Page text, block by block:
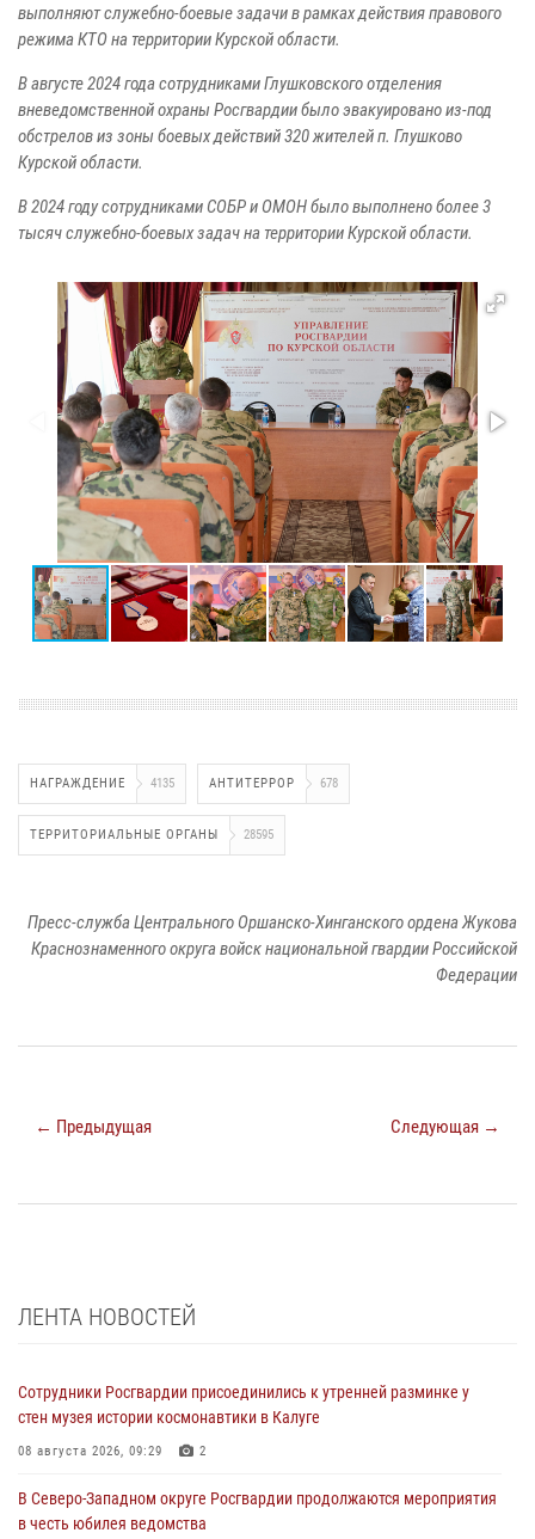
выполняют служебно-боевые задачи в рамках действия правового
режима КТО на территории Курской области.
В августе 2024 года сотрудниками Глушковского отделения
вневедомственной охраны Росгвардии было эвакуировано из-под
обстрелов из зоны боевых действий 320 жителей п. Глушково
Курской области.
В 2024 году сотрудниками СОБР и ОМОН было выполнено более 3
тысяч служебно-боевых задач на территории Курской области.
НАГРАЖДЕНИЕ 4135 АНТИТЕРРОР 678
ТЕРРИТОРИАЛЬНЫЕ ОРГАНЫ 28595
Пресс-служба Центрального Оршанско-Хинганского ордена Жукова
Краснознаменного округа войск национальной гвардии Российской
Федерации
← Предыдущая Следующая →
ЛЕНТА НОВОСТЕЙ
Сотрудники Росгвардии присоединились к утренней разминке у
стен музея истории космонавтики в Калуге
08 августа 2026, 09:29 2
В Северо-Западном округе Росгвардии продолжаются мероприятия
в честь юбилея ведомства